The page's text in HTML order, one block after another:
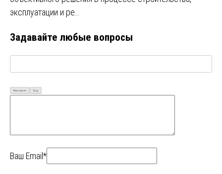
эксплуатации и ре…
Задавайте любые вопросы
Визуально Код
Ваш Email*